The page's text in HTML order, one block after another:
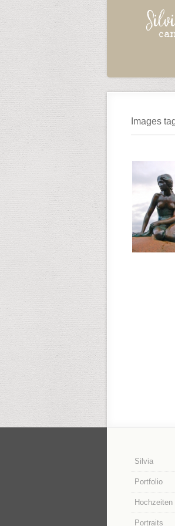
Images
Silvia
Portfolio
Hochzeiten
Portraits